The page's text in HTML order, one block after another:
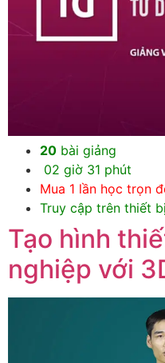
20 bài giảng
02 giờ 31 phút
Mua 1 lần học trọn
Truy cập trên thiết
Tạo hình
nghiệp với